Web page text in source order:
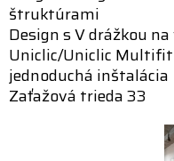
štruktúrami
Design s V drážkou
Uniclic/Uniclic
jednoduchá inštalácia
Zaťažová trieda 33